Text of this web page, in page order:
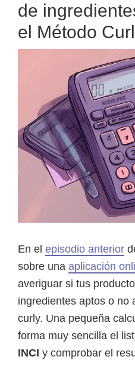
de
el Método
En el episodio anterior
sobre una aplicación
averiguar si tus
ingredientes aptos o no
curly. Una pequeña
forma muy sencilla el
INCI y comprobar el